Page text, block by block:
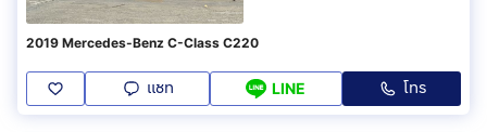
2019 Mercedes-Benz C-Class C220
แชท LINE โทร